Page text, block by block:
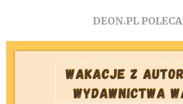
DEON.PL POLECA